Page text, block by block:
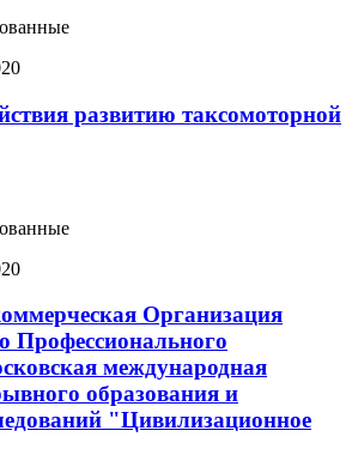
развитию таксомоторной
Организация
Профессионального
международная
образования и
"Цивилизационное